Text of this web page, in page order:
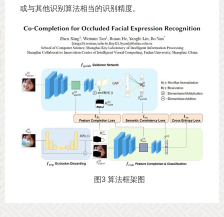
或与其他识别算法相当的识别精度。
图3 算法框架图